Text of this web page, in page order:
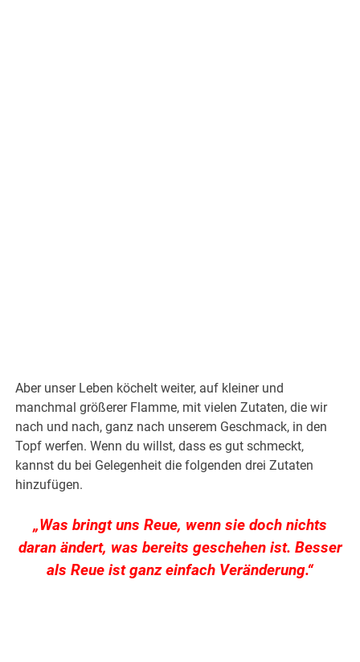
Aber unser Leben köchelt weiter, auf kleiner und
manchmal größerer Flamme, mit vielen Zutaten, die wir
nach und nach, ganz nach unserem Geschmack, in den
Topf werfen. Wenn du willst, dass es gut schmeckt,
kannst du bei Gelegenheit die folgenden drei Zutaten
hinzufügen.
„Was bringt uns Reue, wenn sie doch nichts
daran ändert, was bereits geschehen ist. Besser
als Reue ist ganz einfach Veränderung.“